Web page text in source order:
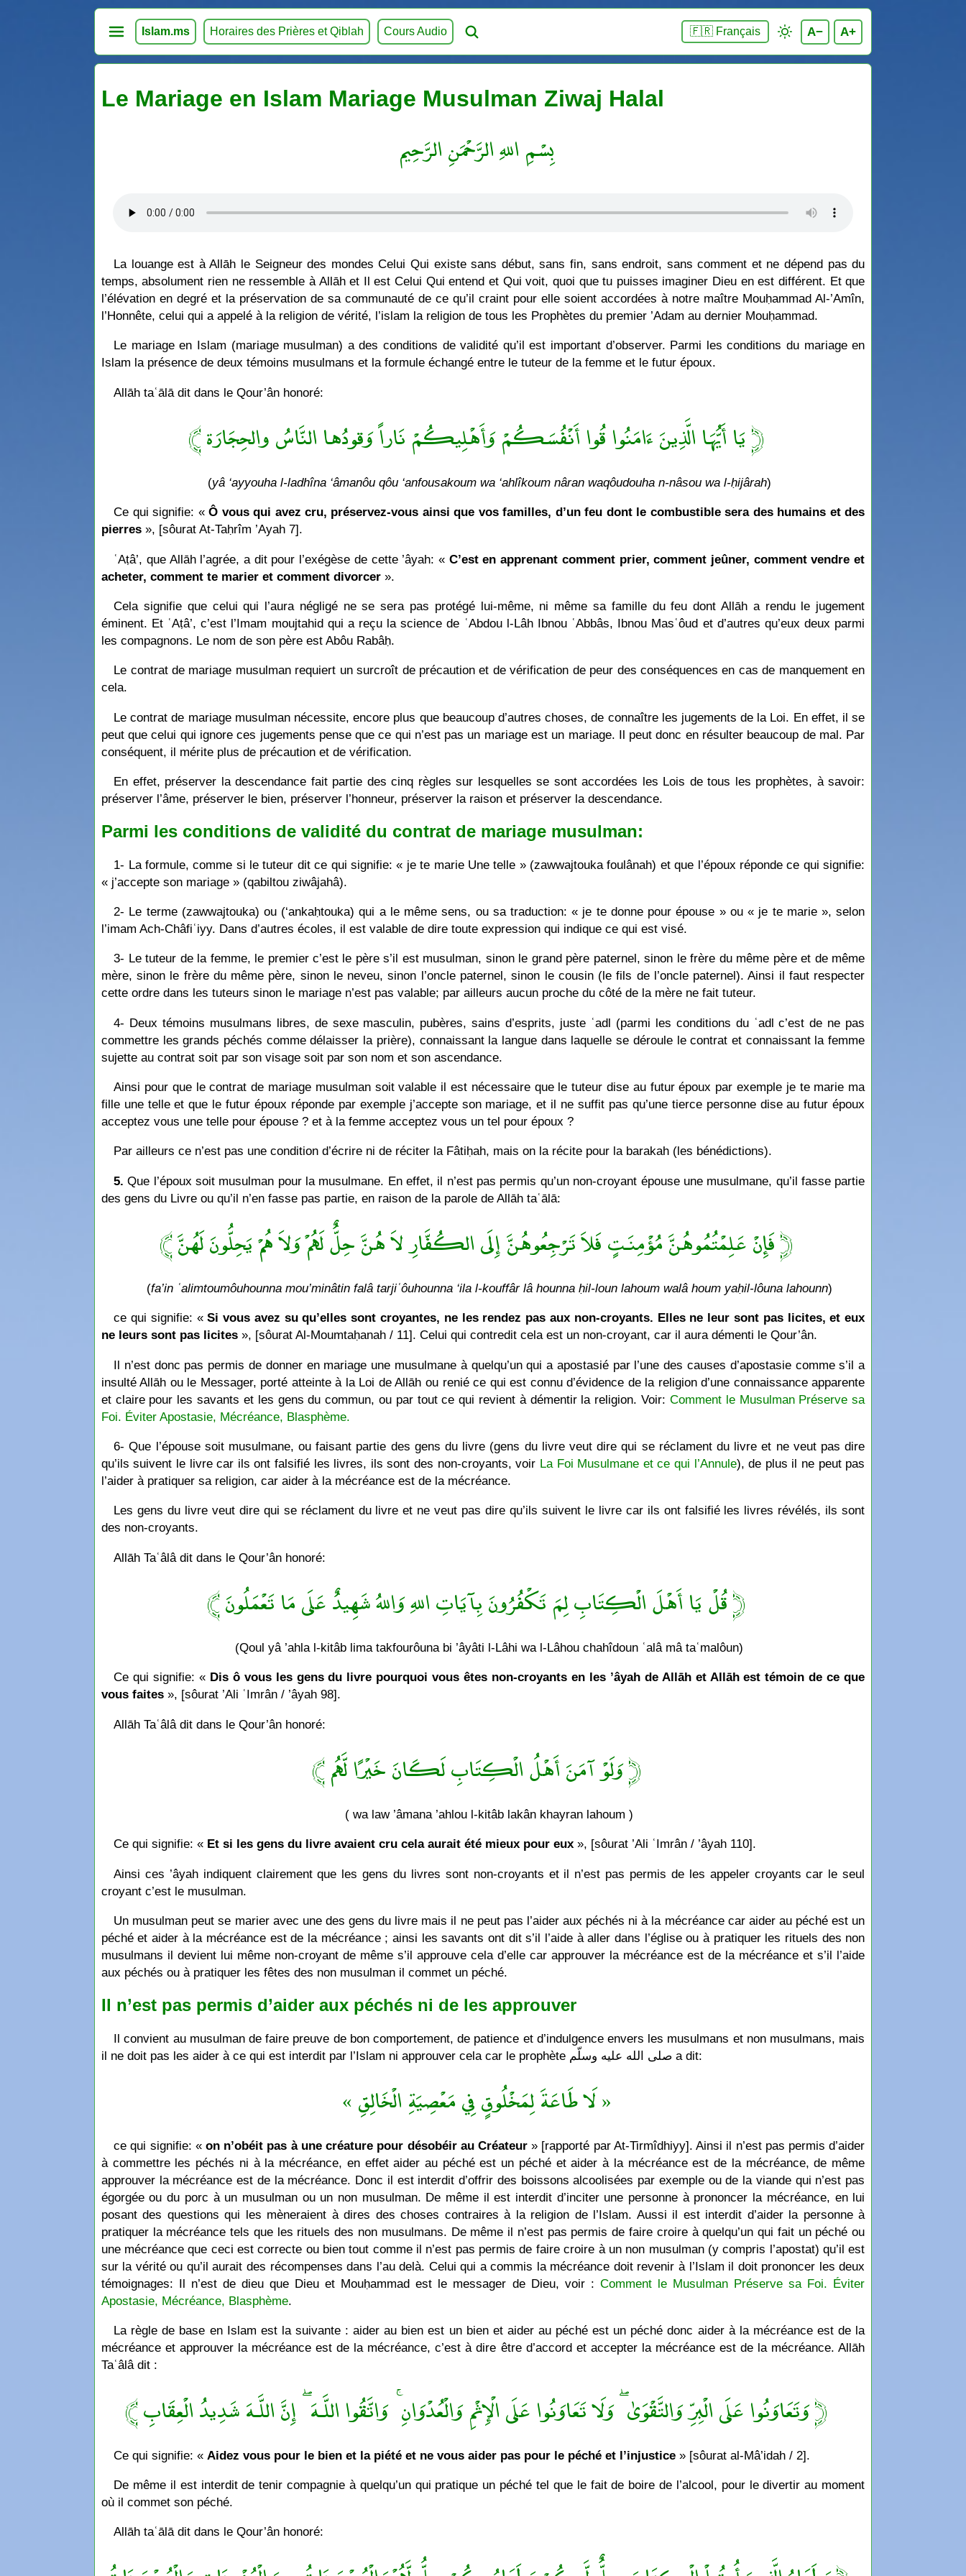
Islam.ms Horaires des Prières et Qiblah Cours Audio 🇫🇷 Français A− A+
Le Mariage en Islam Mariage Musulman Ziwaj Halal
بِسْمِ اللهِ الرَّحْمَنِ الرَّحِيم
La louange est à Allāh le Seigneur des mondes Celui Qui existe sans début, sans fin, sans endroit, sans comment et ne dépend pas du
temps, absolument rien ne ressemble à Allāh et Il est Celui Qui entend et Qui voit, quoi que tu puisses imaginer Dieu en est différent. Et que
l’élévation en degré et la préservation de sa communauté de ce qu’il craint pour elle soient accordées à notre maître Mouḥammad Al-’Amîn,
l’Honnête, celui qui a appelé à la religion de vérité, l’islam la religion de tous les Prophètes du premier ’Adam au dernier Mouḥammad.
Le mariage en Islam (mariage musulman) a des conditions de validité qu’il est important d’observer. Parmi les conditions du mariage en
Islam la présence de deux témoins musulmans et la formule échangé entre le tuteur de la femme et le futur époux.
Allāh taʿālā dit dans le Qour’ân honoré:
﴿ يَا أَيُّهَا الَّذِينَ ءَامَنُوا قُوا أَنْفُسَكُمْ وَأَهْلِيكُمْ نَاراً وَقودُها النَّاسُ والحِجَارَة ﴾
(yâ ‘ayyouha l-ladhîna ‘âmanôu qôu ‘anfousakoum wa ‘ahlîkoum nâran waqôudouha n-nâsou wa l-ḥijârah)
Ce qui signifie: «Ô vous qui avez cru, préservez-vous ainsi que vos familles, d’un feu dont le combustible sera des humains et des
pierres», [sôurat At-Taḥrîm ’Ayah 7].
ʿAṭâ’, que Allāh l’agrée, a dit pour l’exégèse de cette ’âyah: « C’est en apprenant comment prier, comment jeûner, comment vendre et
acheter, comment te marier et comment divorcer».
Cela signifie que celui qui l’aura négligé ne se sera pas protégé lui-même, ni même sa famille du feu dont Allāh a rendu le jugement
éminent. Et ʿAṭâ’, c’est l’Imam moujtahid qui a reçu la science de ʿAbdou l-Lâh Ibnou ʿAbbâs, Ibnou Masʿôud et d’autres qu’eux deux parmi
les compagnons. Le nom de son père est Abôu Rabâḥ.
Le contrat de mariage musulman requiert un surcroît de précaution et de vérification de peur des conséquences en cas de manquement en
cela.
Le contrat de mariage musulman nécessite, encore plus que beaucoup d’autres choses, de connaître les jugements de la Loi. En effet, il se
peut que celui qui ignore ces jugements pense que ce qui n’est pas un mariage est un mariage. Il peut donc en résulter beaucoup de mal. Par
conséquent, il mérite plus de précaution et de vérification.
En effet, préserver la descendance fait partie des cinq règles sur lesquelles se sont accordées les Lois de tous les prophètes, à savoir:
préserver l’âme, préserver le bien, préserver l’honneur, préserver la raison et préserver la descendance.
Parmi les conditions de validité du contrat de mariage musulman:
1- La formule, comme si le tuteur dit ce qui signifie: « je te marie Une telle » (zawwajtouka foulânah) et que l’époux réponde ce qui signifie:
« j’accepte son mariage » (qabiltou ziwâjahâ).
2- Le terme (zawwajtouka) ou (‘ankaḥtouka) qui a le même sens, ou sa traduction: « je te donne pour épouse » ou « je te marie », selon
l’imam Ach-Châfiʿiyy. Dans d’autres écoles, il est valable de dire toute expression qui indique ce qui est visé.
3- Le tuteur de la femme, le premier c’est le père s’il est musulman, sinon le grand père paternel, sinon le frère du même père et de même
mère, sinon le frère du même père, sinon le neveu, sinon l’oncle paternel, sinon le cousin (le fils de l’oncle paternel). Ainsi il faut respecter
cette ordre dans les tuteurs sinon le mariage n’est pas valable; par ailleurs aucun proche du côté de la mère ne fait tuteur.
4- Deux témoins musulmans libres, de sexe masculin, pubères, sains d’esprits, juste ʿadl (parmi les conditions du ʿadl c’est de ne pas
commettre les grands péchés comme délaisser la prière), connaissant la langue dans laquelle se déroule le contrat et connaissant la femme
sujette au contrat soit par son visage soit par son nom et son ascendance.
Ainsi pour que le contrat de mariage musulman soit valable il est nécessaire que le tuteur dise au futur époux par exemple je te marie ma
fille une telle et que le futur époux réponde par exemple j’accepte son mariage, et il ne suffit pas qu’une tierce personne dise au futur époux
acceptez vous une telle pour épouse ? et à la femme acceptez vous un tel pour époux ?
Par ailleurs ce n’est pas une condition d’écrire ni de réciter la Fâtiḥah, mais on la récite pour la barakah (les bénédictions).
5. Que l’époux soit musulman pour la musulmane. En effet, il n’est pas permis qu’un non-croyant épouse une musulmane, qu’il fasse partie
des gens du Livre ou qu’il n’en fasse pas partie, en raison de la parole de Allāh taʿālā:
﴿ فَإِنْ عَلِمْتُمُوهُنَّ مُؤْمِنَـتٍ فَلاَ تَرْجِعُوهُنَّ إِلَى الكُفَّارِ لاَ هُنَّ حِلٌّ لَهُمْ وَلاَ هُمْ يَحِلُّونَ لَهُنَّ ﴾
(fa’in ʿalimtoumôuhounna mou’minâtin falâ tarjiʿôuhounna ‘ila l-kouffâr lâ hounna ḥil-loun lahoum walâ houm yaḥil-lôuna lahounn)
ce qui signifie: «Si vous avez su qu’elles sont croyantes, ne les rendez pas aux non-croyants. Elles ne leur sont pas licites, et eux
ne leurs sont pas licites», [sôurat Al-Moumtaḥanah / 11]. Celui qui contredit cela est un non-croyant, car il aura démenti le Qour’ân.
Il n’est donc pas permis de donner en mariage une musulmane à quelqu’un qui a apostasié par l’une des causes d’apostasie comme s’il a
insulté Allāh ou le Messager, porté atteinte à la Loi de Allāh ou renié ce qui est connu d’évidence de la religion d’une connaissance apparente
et claire pour les savants et les gens du commun, ou par tout ce qui revient à démentir la religion. Voir: Comment le Musulman Préserve sa
Foi. Éviter Apostasie, Mécréance, Blasphème.
6- Que l’épouse soit musulmane, ou faisant partie des gens du livre (gens du livre veut dire qui se réclament du livre et ne veut pas dire
qu’ils suivent le livre car ils ont falsifié les livres, ils sont des non-croyants, voir La Foi Musulmane et ce qui l’Annule), de plus il ne peut pas
l’aider à pratiquer sa religion, car aider à la mécréance est de la mécréance.
Les gens du livre veut dire qui se réclament du livre et ne veut pas dire qu’ils suivent le livre car ils ont falsifié les livres révélés, ils sont
des non-croyants.
Allāh Taʿâlâ dit dans le Qour’ân honoré:
﴿ قُلْ يَا أَهْلَ الْكِتَابِ لِمَ تَكْفُرُونَ بِآيَاتِ اللهِ وَاللهُ شَهِيدٌ عَلَى مَا تَعْمَلُونَ ﴾
(Qoul yâ ’ahla l-kitâb lima takfourôuna bi ’âyâti l-Lâhi wa l-Lâhou chahîdoun ʿalâ mâ taʿmalôun)
Ce qui signifie: « Dis ô vous les gens du livre pourquoi vous êtes non-croyants en les ’âyah de Allāh et Allāh est témoin de ce que
vous faites », [sôurat ’Ali ʿImrân / ’âyah 98].
Allāh Taʿâlâ dit dans le Qour’ân honoré:
﴿ وَلَوْ آمَنَ أَهْلُ الْكِتَابِ لَكَانَ خَيْرًا لَّهُم ﴾
( wa law ’âmana ’ahlou l-kitâb lakân khayran lahoum )
Ce qui signifie: « Et si les gens du livre avaient cru cela aurait été mieux pour eux», [sôurat ’Ali ʿImrân / ’âyah 110].
Ainsi ces ’âyah indiquent clairement que les gens du livres sont non-croyants et il n’est pas permis de les appeler croyants car le seul
croyant c’est le musulman.
Un musulman peut se marier avec une des gens du livre mais il ne peut pas l’aider aux péchés ni à la mécréance car aider au péché est un
péché et aider à la mécréance est de la mécréance ; ainsi les savants ont dit s’il l’aide à aller dans l’église ou à pratiquer les rituels des non
musulmans il devient lui même non-croyant de même s’il approuve cela d’elle car approuver la mécréance est de la mécréance et s’il l’aide
aux péchés ou à pratiquer les fêtes des non musulman il commet un péché.
Il n’est pas permis d’aider aux péchés ni de les approuver
Il convient au musulman de faire preuve de bon comportement, de patience et d’indulgence envers les musulmans et non musulmans, mais
il ne doit pas les aider à ce qui est interdit par l’Islam ni approuver cela car le prophète صلى الله عليه وسلّم a dit:
« لَا طَاعَةَ لِمَخْلُوقٍ فِي مَعْصِيَةِ الْخَالِقِ »
ce qui signifie: «on n’obéit pas à une créature pour désobéir au Créateur » [rapporté par At-Tirmîdhiyy]. Ainsi il n’est pas permis d’aider
à commettre les péchés ni à la mécréance, en effet aider au péché est un péché et aider à la mécréance est de la mécréance, de même
approuver la mécréance est de la mécréance. Donc il est interdit d’offrir des boissons alcoolisées par exemple ou de la viande qui n’est pas
égorgée ou du porc à un musulman ou un non musulman. De même il est interdit d’inciter une personne à prononcer la mécréance, en lui
posant des questions qui les mèneraient à dires des choses contraires à la religion de l’Islam. Aussi il est interdit d’aider la personne à
pratiquer la mécréance tels que les rituels des non musulmans. De même il n’est pas permis de faire croire à quelqu’un qui fait un péché ou
une mécréance que ceci est correcte ou bien tout comme il n’est pas permis de faire croire à un non musulman (y compris l’apostat) qu’il est
sur la vérité ou qu’il aurait des récompenses dans l’au delà. Celui qui a commis la mécréance doit revenir à l’Islam il doit prononcer les deux
témoignages: Il n’est de dieu que Dieu et Mouḥammad est le messager de Dieu, voir : Comment le Musulman Préserve sa Foi. Éviter
Apostasie, Mécréance, Blasphème.
La règle de base en Islam est la suivante : aider au bien est un bien et aider au péché est un péché donc aider à la mécréance est de la
mécréance et approuver la mécréance est de la mécréance, c’est à dire être d’accord et accepter la mécréance est de la mécréance. Allāh
Taʿâlâ dit :
﴿ وَتَعَاوَنُوا عَلَى الْبِرِّ‌ وَالتَّقْوَىٰ ۖ وَلَا تَعَاوَنُوا عَلَى الْإِثْمِ وَالْعُدْوَانِ ۚ وَاتَّقُوا اللَّـهَ ۖ إِنَّ اللَّـهَ شَدِيدُ الْعِقَابِ ﴾
Ce qui signifie: « Aidez vous pour le bien et la piété et ne vous aider pas pour le péché et l’injustice» [sôurat al-Mâ’idah / 2].
De même il est interdit de tenir compagnie à quelqu’un qui pratique un péché tel que le fait de boire de l’alcool, pour le divertir au moment
où il commet son péché.
Allāh taʿālā dit dans le Qour’ân honoré: